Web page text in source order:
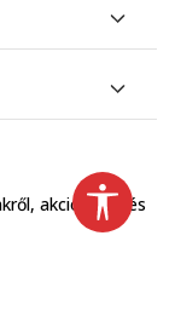
akcióinkról és